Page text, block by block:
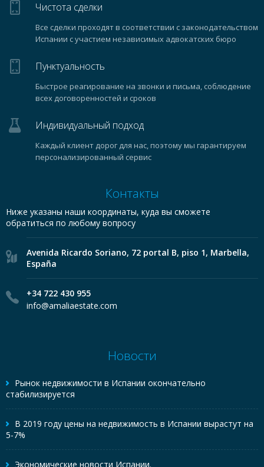
Чистота сделки
Все сделки проходят в соответствии с законодательством
Испании с участием независимых адвокатских бюро
Пунктуальность
Быстрое реагирование на звонки и письма, соблюдение
всех договоренностей и сроков
Индивидуальный подход
Каждый клиент дорог для нас, поэтому мы гарантируем
персонализированный сервис
Контакты
Ниже указаны наши координаты, куда вы сможете
обратиться по любому вопросу
Avenida Ricardo Soriano, 72 portal B, piso 1, Marbella,
España
+34 722 430 955
info@amaliaestate.com
Новости
Рынок недвижимости в Испании окончательно
стабилизируется
В 2019 году цены на недвижимость в Испании вырастут на
5-7%
Экономические новости Испании.